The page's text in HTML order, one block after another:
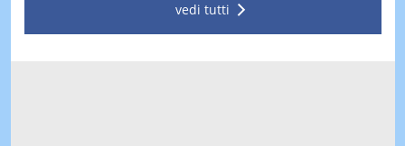
vedi tutti